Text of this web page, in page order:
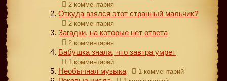
2 комментария
Откуда взялся этот странный мальчик?
2 комментария
Загадки, на которые нет ответа
2 комментария
Бабушка знала, что завтра умрет
1 комментарий
Необычная музыка 1 комментарий